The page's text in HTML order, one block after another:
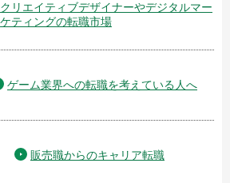
クリエイティブデザイナーやデジタルマー
ケティングの転職市場
ゲーム業界への転職を考えている人へ
販売職からのキャリア転職